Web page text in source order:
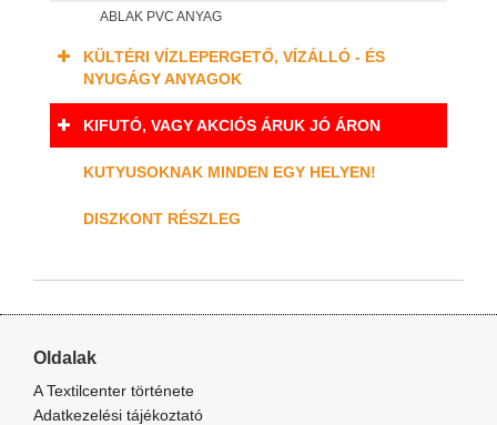
ABLAK PVC ANYAG
KÜLTÉRI VÍZLEPERGETŐ, VÍZÁLLÓ - ÉS
NYUGÁGY ANYAGOK
KIFUTÓ, VAGY AKCIÓS ÁRUK JÓ ÁRON
KUTYUSOKNAK MINDEN EGY HELYEN!
DISZKONT RÉSZLEG
Oldalak
A Textilcenter története
Adatkezelési tájékoztató